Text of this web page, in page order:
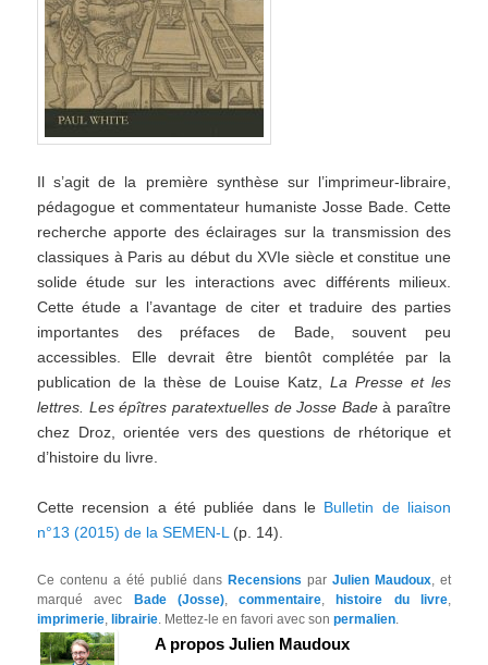
Il s’agit de la première synthèse sur l’imprimeur-libraire,
pédagogue et commentateur humaniste Josse Bade. Cette
recherche apporte des éclairages sur la transmission des
classiques à Paris au début du XVIe siècle et constitue une
solide étude sur les interactions avec différents milieux.
Cette étude a l’avantage de citer et traduire des parties
importantes des préfaces de Bade, souvent peu
accessibles. Elle devrait être bientôt complétée par la
publication de la thèse de Louise Katz, La Presse et les
lettres. Les épîtres paratextuelles de Josse Badeà paraître
chez Droz, orientée vers des questions de rhétorique et
d’histoire du livre.
Cette recension a été publiée dans leBulletin de liaison
n°13 (2015) de la SEMEN-L (p. 14).
Ce contenu a été publié dans Recensions par Julien Maudoux, et
marqué avec Bade (Josse),commentaire ,histoire du livre,
imprimerie ,librairie . Mettez-le en favori avec sonpermalien
A propos Julien Maudoux